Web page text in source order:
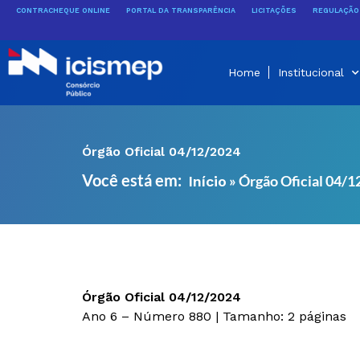
conteúdo
CONTRACHEQUE ONLINE PORTAL DA TRANSPARÊNCIA LICITAÇÕES
Home Institucional
Órgão Oficial 04/12/2024
Você está em: Início »Órgão Oficial 04/
Órgão Oficial 04/12/2024
Ano 6 – Número 880 | Tamanho: 2 páginas